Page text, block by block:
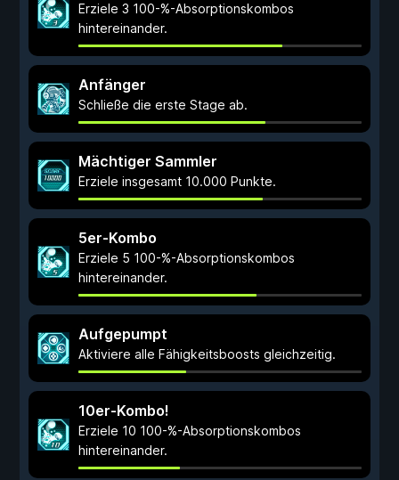
Erziele 3 100-%-Absorptionskombos
hintereinander.
Anfänger
Schließe die erste Stage ab.
Mächtiger Sammler
Erziele insgesamt 10.000 Punkte.
5er-Kombo
Erziele 5 100-%-Absorptionskombos
hintereinander.
Aufgepumpt
Aktiviere alle Fähigkeitsboosts gleichzeitig.
10er-Kombo!
Erziele 10 100-%-Absorptionskombos
hintereinander.